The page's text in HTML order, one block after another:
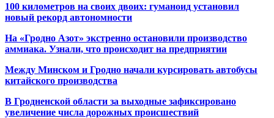
100 километров на своих двоих: гуманоид установил
новый рекорд автономности
На «Гродно Азот» экстренно остановили производство
аммиака. Узнали, что происходит на предприятии
Между Минском и Гродно начали курсировать автобусы
китайского производства
В Гродненской области за выходные зафиксировано
увеличение числа дорожных происшествий